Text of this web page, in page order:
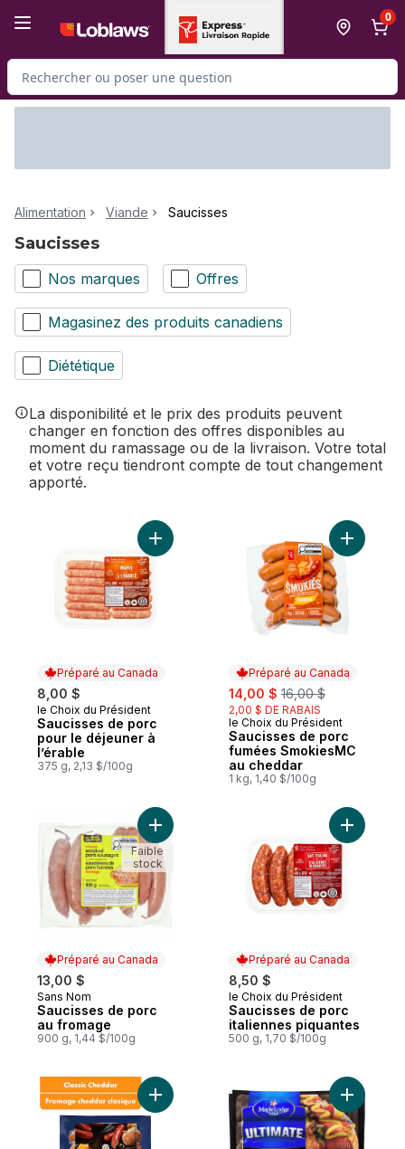
0
Rechercher des produits
Alimentation Viande Saucisses
Saucisses
Nos marques Offres
Magasinez des produits canadiens
Diététique
La disponibilité et le prix des produits peuvent
changer en fonction des offres disponibles au
moment du ramassage ou de la livraison. Votre total
et votre reçu tiendront compte de tout changement
apporté.
Préparé au Canada
8,00 $
Préparé au Canada
le Choix du Président
Saucisses de porc
pour le déjeuner à
l’érable
375 g, 2,13 $/100g
Ajouter Saucisses de porc pour le
Préparé au Canada
sale:
14,00 $ , formerly:
16,00 $
2,00 $ DE RABAIS
Préparé au Canada
le Choix du Président
Saucisses de porc
fumées SmokiesMC
au cheddar
1 kg, 1,40 $/100g
Ajouter
Préparé au Canada
13,00 $
Préparé au Canada
Sans Nom
Saucisses de porc
au fromage
900 g, 1,44 $/100g
Ajouter Saucisses de porc au fromage
Faible
stock
Préparé au Canada
8,50 $
Préparé au Canada
le Choix du Président
Saucisses de porc
italiennes piquantes
500 g, 1,70 $/100g
Ajouter
Ajouter Saucisson fumé, cheddarAjouter